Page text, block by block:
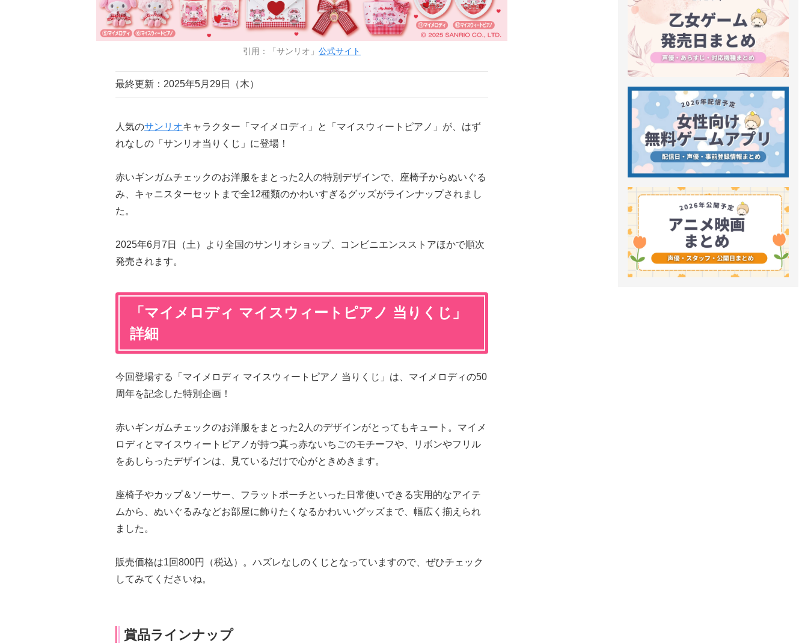
引用：「サンリオ」 公式サイト
最終更新：2025年5月29日（木）
人気のサンリオキャラクター「マイメロディ」と「マイスウィートピアノ」が、はず
れなしの「サンリオ当りくじ」に登場！
赤いギンガムチェックのお洋服をまとった2人の特別デザインで、座椅子からぬいぐる
み、キャニスターセットまで全12種類のかわいすぎるグッズがラインナップされまし
た。
2025年6月7日（土）より全国のサンリオショップ、コンビニエンスストアほかで順次
発売されます。
「マイメロディ マイスウィートピアノ 当りくじ」
詳細
今回登場する「マイメロディ マイスウィートピアノ 当りくじ」は、マイメロディの50
周年を記念した特別企画！
赤いギンガムチェックのお洋服をまとった2人のデザインがとってもキュート。マイメ
ロディとマイスウィートピアノが持つ真っ赤ないちごのモチーフや、リボンやフリル
をあしらったデザインは、見ているだけで心がときめきます。
座椅子やカップ＆ソーサー、フラットポーチといった日常使いできる実用的なアイテ
ムから、ぬいぐるみなどお部屋に飾りたくなるかわいいグッズまで、幅広く揃えられ
ました。
販売価格は1回800円（税込）。ハズレなしのくじとなっていますので、ぜひチェック
してみてくださいね。
賞品ラインナップ